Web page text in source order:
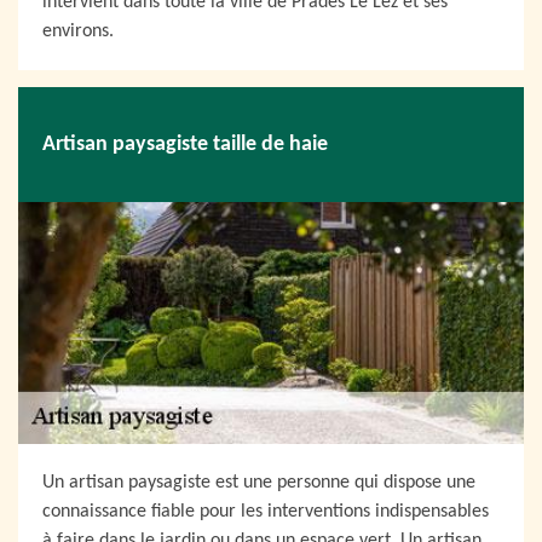
environs.
Artisan paysagiste taille de haie
Un artisan paysagiste est une personne qui dispose une
connaissance fiable pour les interventions indispensables